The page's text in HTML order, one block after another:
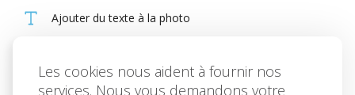
Les cookies nous aident à fournir nos
services. Nous vous demandons votre
Ajouter du texte à la photo
Générateur de mèmes